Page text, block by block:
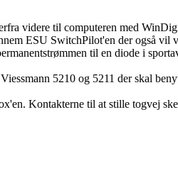
videre til computeren med
ESU SwitchPilot'en der også
til en diode i
5210 og 5211 der skal
Kontakterne til at stille togvej